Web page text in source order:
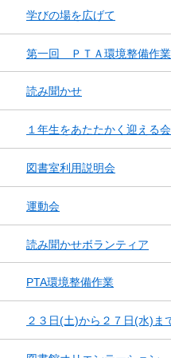
学びの場を広げて
第一回 ＰＴＡ環境整備作業
読み聞かせ
１年生をあたたかく迎える会
図書室利用説明会
運動会
読み聞かせボランティア
PTA環境整備作業
２３日(土)から２７日(水)ま